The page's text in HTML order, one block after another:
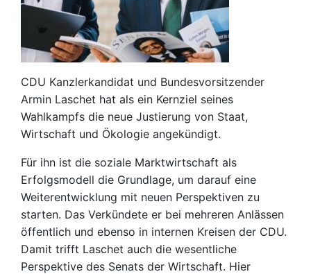
CDU Kanzlerkandidat und Bundesvorsitzender
Armin Laschet hat als ein Kernziel seines
Wahlkampfs die neue Justierung von Staat,
Wirtschaft und Ökologie angekündigt.
Für ihn ist die soziale Marktwirtschaft als
Erfolgsmodell die Grundlage, um darauf eine
Weiterentwicklung mit neuen Perspektiven zu
starten. Das Verkündete er bei mehreren Anlässen
öffentlich und ebenso in internen Kreisen der CDU.
Damit trifft Laschet auch die wesentliche
Perspektive des Senats der Wirtschaft. Hier